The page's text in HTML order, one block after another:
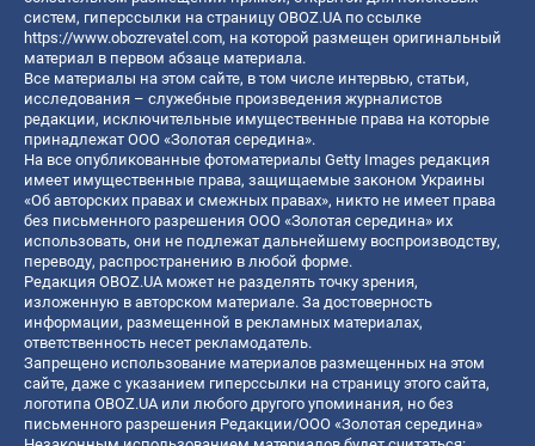
систем, гиперссылки на страницу OBOZ.UA по ссылке
https://www.obozrevatel.com, на которой размещен оригинальный
материал в первом абзаце материала.
Все материалы на этом сайте, в том числе интервью, статьи,
исследования – служебные произведения журналистов
редакции, исключительные имущественные права на которые
принадлежат ООО «Золотая середина».
На все опубликованные фотоматериалы Getty Images редакция
имеет имущественные права, защищаемые законом Украины
«Об авторских правах и смежных правах», никто не имеет права
без письменного разрешения ООО «Золотая середина» их
использовать, они не подлежат дальнейшему воспроизводству,
переводу, распространению в любой форме.
Редакция OBOZ.UA может не разделять точку зрения,
изложенную в авторском материале. За достоверность
информации, размещенной в рекламных материалах,
ответственность несет рекламодатель.
Запрещено использование материалов размещенных на этом
сайте, даже с указанием гиперссылки на страницу этого сайта,
логотипа OBOZ.UA или любого другого упоминания, но без
письменного разрешения Редакции/ООО «Золотая середина»